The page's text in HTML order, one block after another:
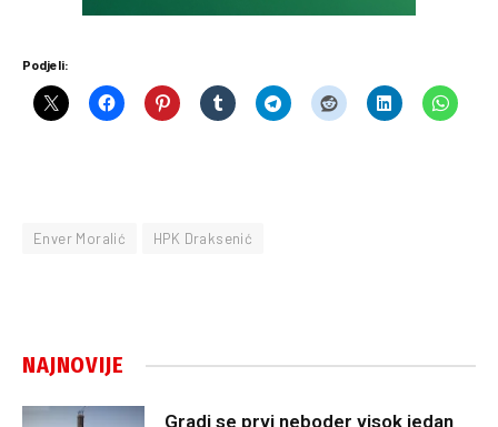
Podjeli:
Enver Moralić HPK Draksenić
NAJNOVIJE
Gradi se prvi neboder visok jedan